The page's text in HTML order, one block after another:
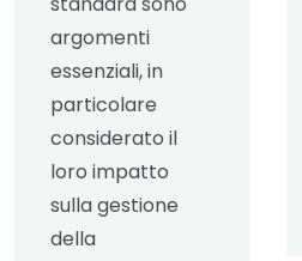
argomenti
essenziali, in
particolare
considerato il
loro impatto
sulla gestione
della